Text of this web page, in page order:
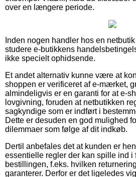
over en længere periode.
Inden nogen handler hos en
studere e-butikkens
ikke specielt ophidsende.
Et andet alternativ kunne være at
shoppen er verificeret af e-mærket,
almindeligvis er en garanti for at e-
lovgivning, foruden at netbutikken
sagkyndige som er indført i
Dette er desuden en god mulighed
dilemmaer som følge af dit indkøb.
Dertil anbefales det at kunden er
essentielle regler der kan spille ind i
bestillingen, f.eks. hvilken
garanterer. Derfor er det ligeledes